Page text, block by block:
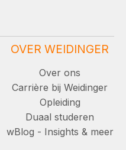
OVER WEIDINGER
Over ons
Carrière bij Weidinger
Opleiding
Duaal studeren
wBlog - Insights & meer